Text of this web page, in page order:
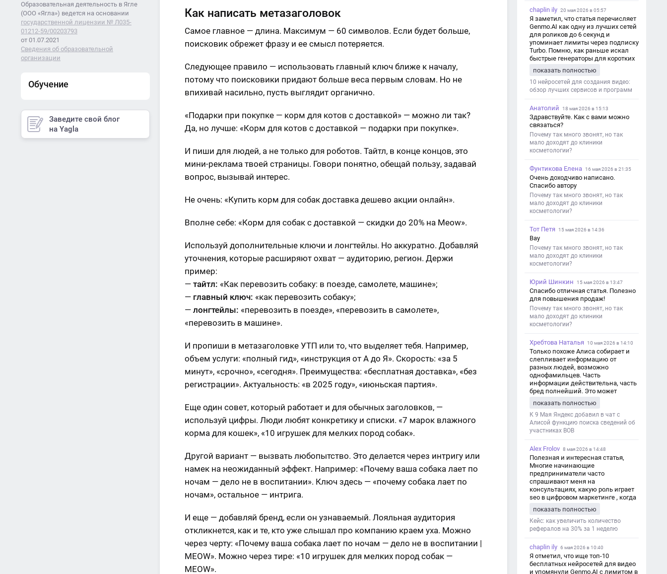
Как написать метазаголовок
Самое главное — длина. Максимум — 60 символов. Если будет больше,
поисковик обрежет фразу и ее смысл потеряется.
Следующее правило — использовать главный ключ ближе к началу,
потому что поисковики придают больше веса первым словам. Но не
впихивай насильно, пусть выглядит органично.
«Подарки при покупке — корм для котов с доставкой» — можно ли так?
Да, но лучше: «Корм для котов с доставкой — подарки при покупке».
И пиши для людей, а не только для роботов. Тайтл, в конце концов, это
мини-реклама твоей страницы. Говори понятно, обещай пользу, задавай
вопрос, вызывай интерес.
Не очень: «Купить корм для собак доставка дешево акции онлайн».
Вполне себе: «Корм для собак с доставкой — скидки до 20% на Meow».
Используй дополнительные ключи и лонгтейлы. Но аккуратно. Добавляй
уточнения, которые расширяют охват — аудиторию, регион. Держи
пример:
— тайтл: «Как перевозить собаку: в поезде, самолете, машине»;
— главный ключ: «как перевозить собаку»;
— лонгтейлы: «перевозить в поезде», «перевозить в самолете»,
«перевозить в машине».
И пропиши в метазаголовке УТП или то, что выделяет тебя. Например,
объем услуги: «полный гид», «инструкция от А до Я». Скорость: «за 5
минут», «срочно», «сегодня». Преимущества: «бесплатная доставка», «без
регистрации». Актуальность: «в 2025 году», «июньская партия».
Еще один совет, который работает и для обычных заголовков, —
используй цифры. Люди любят конкретику и списки. «7 марок влажного
корма для кошек», «10 игрушек для мелких пород собак».
Другой вариант — вызвать любопытство. Это делается через интригу или
намек на неожиданный эффект. Например: «Почему ваша собака лает по
ночам — дело не в воспитании». Ключ здесь — «почему собака лает по
ночам», остальное — интрига.
И еще — добавляй бренд, если он узнаваемый. Лояльная аудитория
откликнется, как и те, кто уже слышал про компанию краем уха. Можно
через черту: «Почему ваша собака лает по ночам — дело не в воспитании |
MEOW». Можно через тире: «10 игрушек для мелких пород собак —
MEOW».
Образовательная деятельность в Ягле
(ООО «Ягла») ведется на основании
государственной лицензии № Л035-
01212-59/00203793
от 01.07.2021
Сведения об образовательной
организации
Обучение
Заведите свой блог
на Yagla
chaplin ily 20 мая 2026 в 05:57
Я заметил, что статья перечисляет
Genmo.AI как одну из лучших сетей
для роликов до 6 секунд и
упоминает лимиты через подписку
Turbo. Помню, как раньше искал
быстрые генераторы для коротких
такой обзор именно с акцентом на
ограничения и подпись. Image V2
показать полностью
10 нейросетей для создания видео:
обзор лучших сервисов и программ
Анатолий 18 мая 2026 в 15:13
Здравствуйте. Как с вами можно
связаться?
Почему так много звонят, но так
мало доходят до клиники
косметологии?
Фунтикова Елена 16 мая 2026 в 21:35
Очень доходчиво написано.
Спасибо автору
Почему так много звонят, но так
мало доходят до клиники
косметологии?
Тот Петя 15 мая 2026 в 14:36
Вау
Почему так много звонят, но так
мало доходят до клиники
косметологии?
Юрий Шинкин 15 мая 2026 в 13:47
Спасибо отличная статья. Полезно
для повышения продаж!
Почему так много звонят, но так
мало доходят до клиники
косметологии?
Хребтова Наталья 10 мая 2026 в 14:10
Только похоже Алиса собирает и
слепливает информацию от
разных людей, возможно
однофамильцев. Часть
информации действительна, часть
бред полнейший. Это может
дезинформации
показать полностью
К 9 Мая Яндекс добавил в чат с
Алисой функцию поиска сведений об
участниках ВОВ
Alex Frolov 8 мая 2026 в 14:48
Полезная и интересная статья,
Многие начинающие
предприниматели часто
спрашивают меня на
консультациях, какую роль играет
seo в цифровом маркетинге , когда
обсуждаем их проект:
https://aseotop.com/kakuyu-rol-igraet-
seo-v-czifrovom-marketinge/
показать полностью
Кейс: как увеличить количество
рефералов на 30% за 1 неделю
chaplin ily 6 мая 2026 в 10:40
Я отметил, что ище топ-10
бесплатных нейросетей для видео
и упомянули Genmo.AI с лимитом в